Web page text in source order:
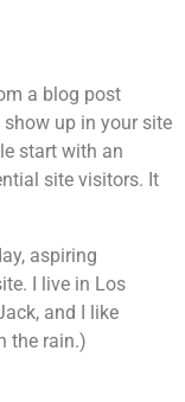
a blog post
up in your site
start with an
site visitors. It
aspiring
I live in Los
and I like
the rain.)